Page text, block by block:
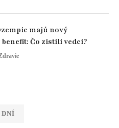
majú nový
Čo zistili vedci?
DNÍ